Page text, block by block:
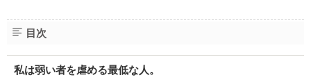
目次
私は弱い者を虐める最低な人。